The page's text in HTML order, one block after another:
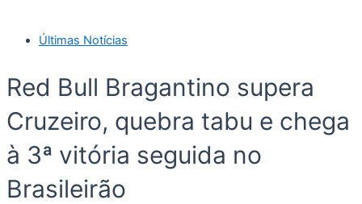
Últimas Notícias
Red Bull Bragantino supera
Cruzeiro, quebra tabu e chega
à 3ª vitória seguida no
Brasileirão